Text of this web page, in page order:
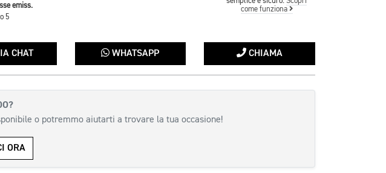
emiss.
5
come funziona
CHAT WHATSAPP CHIAMA
o potremmo aiutarti a trovare la tua occasione!
ORA